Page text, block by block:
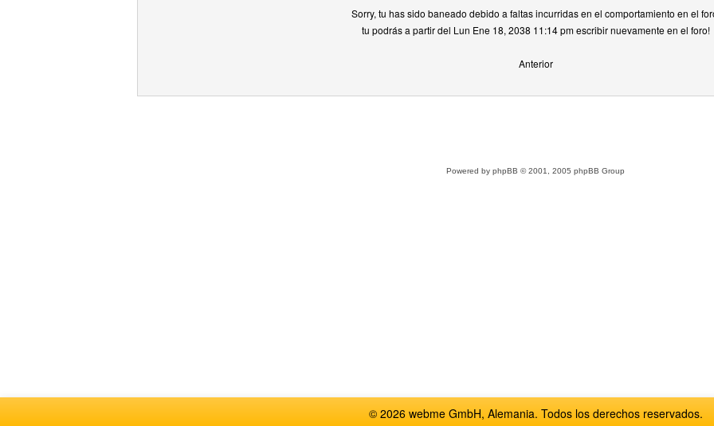
Sorry, tu has sido baneado debido a faltas incurridas en el comportamiento en el
tu podrás a partir del Lun Ene 18, 2038 11:14 pm escribir nuevamente en el foro!
Anterior
Powered by phpBB © 2001, 2005 phpBB Group
© 2026 webme GmbH, Alemania. Todos los derechos reservados.